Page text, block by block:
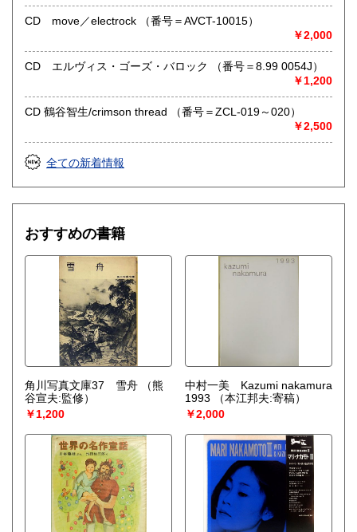
古物商として書籍以外の品々も買取りしています。
お気軽にご相談下さい。
取り扱い分野
社会科学、美術工芸、趣味、外国書、サブカルチャー、古書
アナログ・レコードやCDなどの音楽・音声・映像メディア
CD move／electrock （番号＝AVCT-10015）
￥2,000
CD エルヴィス・ゴーズ・バロック （番号＝8.99 0054J）
￥1,200
CD 鶴谷智生/crimson thread （番号＝ZCL-019～020）
￥2,500
全ての新着情報
おすすめの書籍
角川写真文庫37 雪舟
（熊
谷宣夫:監修）
￥1,200
中村一美 Kazumi nakamura
1993
（本江邦夫:寄稿）
￥2,000